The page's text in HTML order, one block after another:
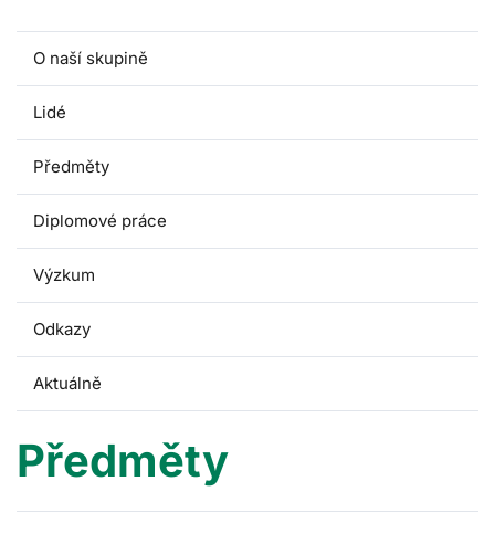
O naší skupině
Lidé
Předměty
Diplomové práce
Výzkum
Odkazy
Aktuálně
Předměty